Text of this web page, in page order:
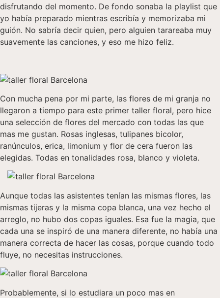
disfrutando del momento. De fondo sonaba la playlist que
yo había preparado mientras escribía y memorizaba mi
guión. No sabría decir quien, pero alguien tarareaba muy
suavemente las canciones, y eso me hizo feliz.
Con mucha pena por mi parte, las flores de mi granja no
llegaron a tiempo para este primer taller floral, pero hice
una selección de flores del mercado con todas las que
mas me gustan. Rosas inglesas, tulipanes bicolor,
ranúnculos, erica, limonium y flor de cera fueron las
elegidas. Todas en tonalidades rosa, blanco y violeta.
Aunque todas las asistentes tenían las mismas flores, las
mismas tijeras y la misma copa blanca, una vez hecho el
arreglo, no hubo dos copas iguales. Esa fue la magia, que
cada una se inspiró de una manera diferente, no había una
manera correcta de hacer las cosas, porque cuando todo
fluye, no necesitas instrucciones.
Probablemente, si lo estudiara un poco mas en